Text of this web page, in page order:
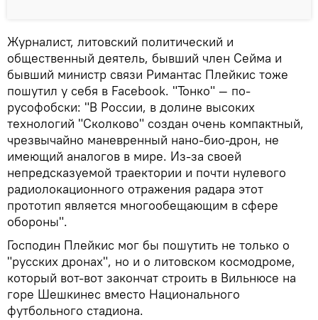
Журналист, литовский политический и
общественный деятель, бывший член Сейма и
бывший министр связи Римантас Плейкис тоже
пошутил у себя в Facebook. "Тонко" — по-
русофобски: "В России, в долине высоких
технологий "Сколково" создан очень компактный,
чрезвычайно маневренный нано-био-дрон, не
имеющий аналогов в мире. Из-за своей
непредсказуемой траектории и почти нулевого
радиолокационного отражения радара этот
прототип является многообещающим в сфере
обороны".
Господин Плейкис мог бы пошутить не только о
"русских дронах", но и о литовском космодроме,
который вот-вот закончат строить в Вильнюсе на
горе Шешкинес вместо Национального
футбольного стадиона.